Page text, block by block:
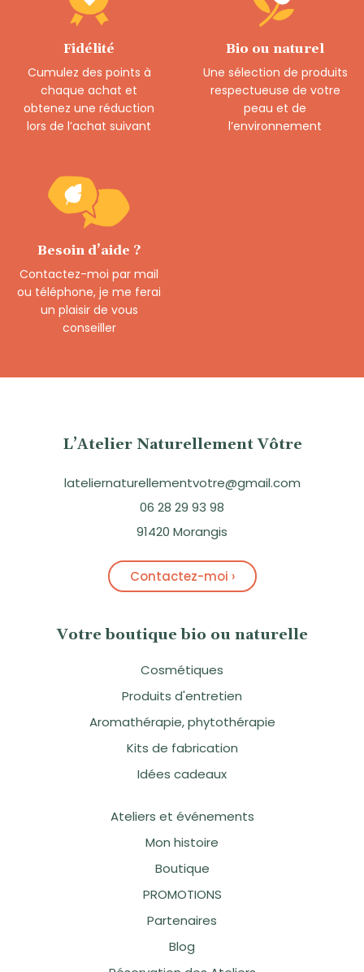
Fidélité
Cumulez des points à
chaque achat et
obtenez une réduction
lors de l’achat suivant
Bio ou naturel
Une sélection de produits
respectueuse de votre
peau et de
l’environnement
Besoin d’aide ?
Contactez-moi par mail
ou téléphone, je me ferai
un plaisir de vous
conseiller
L’Atelier Naturellement Vôtre
lateliernaturellementvotre@gmail.com
06 28 29 93 98
91420 Morangis
Contactez-moi ›
Votre boutique bio ou naturelle
Cosmétiques
Produits d'entretien
Aromathérapie, phytothérapie
Kits de fabrication
Idées cadeaux
Ateliers et événements
Mon histoire
Boutique
PROMOTIONS
Partenaires
Blog